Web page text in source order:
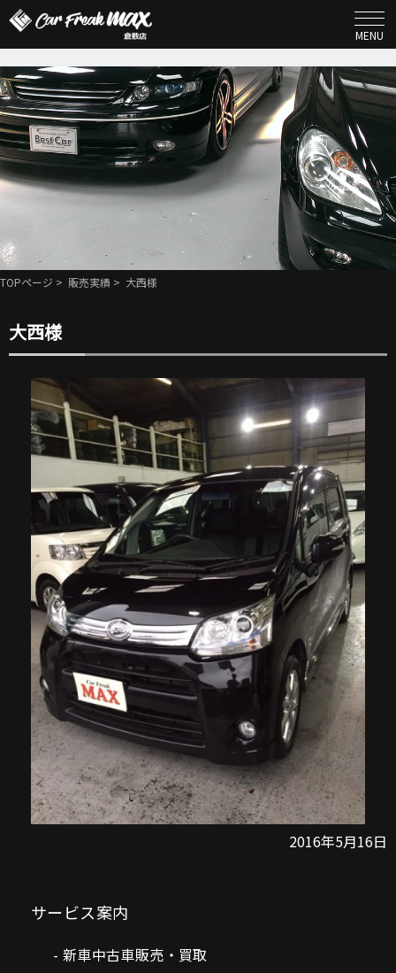
MENU
TOPページ > 販売実績 > 大西様
大西様
2016年5月16日
サービス案内
新車中古車販売・買取